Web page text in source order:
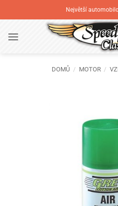
na
Největší
DOMŮ / MOTOR /